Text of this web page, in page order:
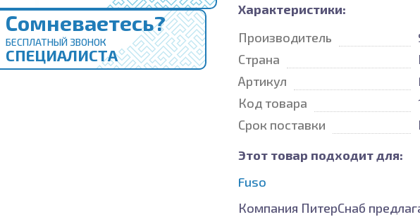
Сомневаетесь?
БЕСПЛАТНЫЙ ЗВОНОК
СПЕЦИАЛИСТА
Характеристики:
Производитель
Страна
Артикул
Код товара
Срок поставки
Этот товар подходит для:
Fuso
Компания ПитерСнаб